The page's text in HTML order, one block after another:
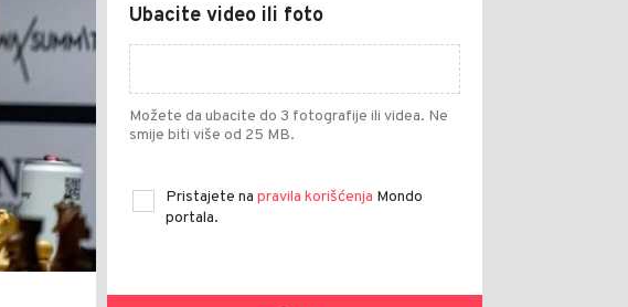
Ubacite video ili foto
Možete da ubacite do 3 fotografije ili videa. Ne
smije biti više od 25 MB.
Pristajete na pravila korišćenja Mondo
portala.